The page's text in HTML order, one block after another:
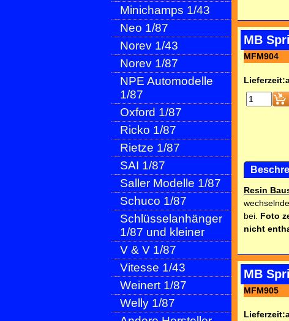
Minichamps 1/43
Neo 1/87
Norev 1/43
Norev 1/87
NPE Automodelle
1/87
Oxford 1/87
Ricko 1/87
Rietze 1/87
SAI 1/87
Saller Modelle 1/87
Schuco 1/87
Schlüsselanhänger
1/87 und kleiner
V & V 1/87
Vitesse 1/43
Weinert 1/87
Welly 1/87
MB
MFM904
Lieferzeit:
Resin
bei. Foto
nicht
MB
MFM905
Lieferzeit: